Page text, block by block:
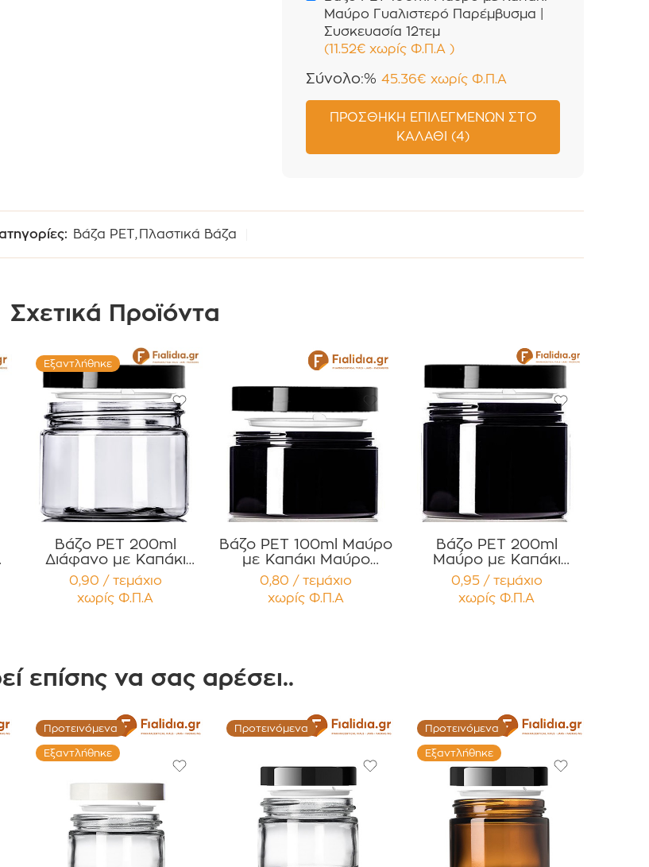
Μαύρο Γυαλιστερό Παρέμβυσμα |
Συσκευασία 12τεμ
(11.52€ χωρίς Φ.Π.Α )
Σύνολο:% 45.36€ χωρίς Φ.Π.Α
ΠΡΟΣΘΉΚΗ ΕΠΙΛΕΓΜΈΝΩΝ ΣΤΟ
ΚΑΛΆΘΙ (4)
Βάζα PET, Πλαστικά Βάζα
Σχετικά Προϊόντα
Εξαντλήθηκε
Βάζο PET 200ml
Διάφανο με Καπάκι
Μαύρο Γυαλιστερό και
παρέμβυσμα
Συσκευασία 12
0,90 / τεμάχιο
χωρίς Φ.Π.Α
Βάζο PET 100ml Μαύρο
με Καπάκι Μαύρο
Γυαλιστερό
Παρέμβυσμα
Συσκευασία 12τεμ
0,80 / τεμάχιο
χωρίς Φ.Π.Α
Βάζο PET 200ml
Μαύρο με Καπάκι
Μαύρο Γυαλιστερό και
Παρέμβυσμα
Συσκευασία 12
0,95 / τεμάχιο
χωρίς Φ.Π.Α
επίσης να σας αρέσει..
Προτεινόμενα
Εξαντλήθηκε
Προτεινόμενα Προτεινόμενα
Εξαντλήθηκε